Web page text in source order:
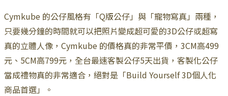
Cymkube 的公仔風格有「Q版公仔」與「寵物寫真」兩種，
只要幾分鐘的時間就可以把照片變成超可愛的3D公仔或超寫
真的立體人像，Cymkube 的價格真的非常平價，3CM高499
元、5CM高799元，全台最速客製公仔5天出貨，客製化公仔
當成禮物真的非常適合，絕對是「Build Yourself 3D個人化
商品首選」。